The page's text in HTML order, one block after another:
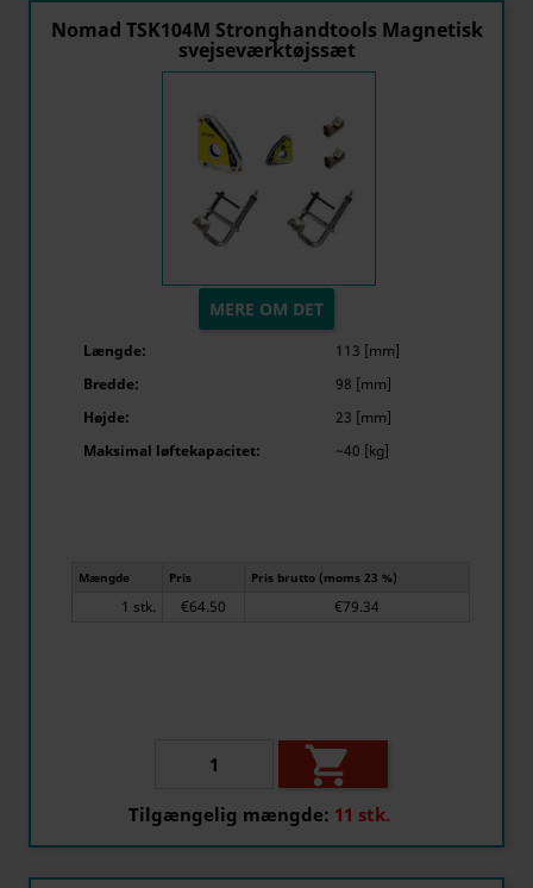
Nomad TSK104M Stronghandtools Magnetisk
svejseværktøjssæt
MERE OM DET
Længde:
113 [mm]
Bredde:
98 [mm]
Højde:
23 [mm]
Maksimal løftekapacitet:
~40 [kg]
Mængde Pris Pris brutto (moms 23 %)
1 stk. €64.50 €79.34

Tilgængelig mængde: 11 stk.